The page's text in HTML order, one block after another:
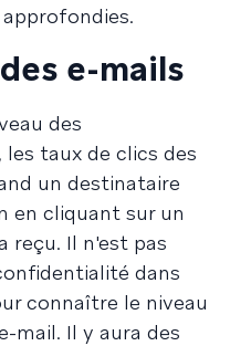
e-mails
des
taux de clics des
un destinataire
en cliquant sur un
reçu. Il n'est pas
dans
connaître le niveau
mail. Il y aura des